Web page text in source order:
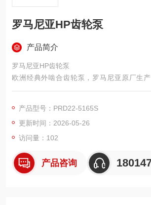
罗马尼亚HP齿轮泵
产品简介
罗马尼亚HP齿轮泵
欧洲经典外啮合齿轮泵，罗马尼亚原厂生产
术，高压、耐低温、通用性强、性价比高，
农机、工业液压、寒区设备。
产品型号：PRD22-5165S
更新时间：2026-05-26
访问量：102
产品咨询